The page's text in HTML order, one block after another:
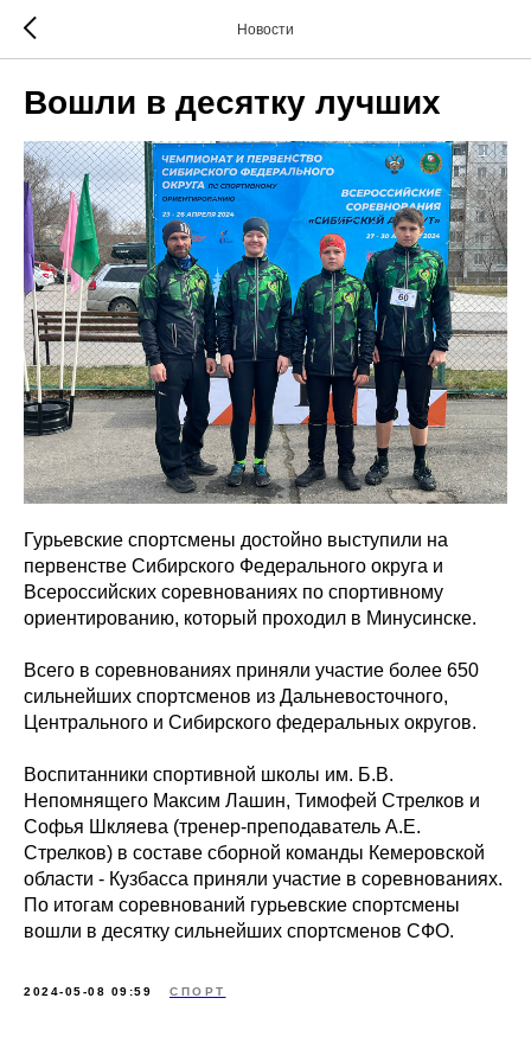
Новости
Вошли в десятку лучших
Гурьевские спортсмены достойно выступили на
первенстве Сибирского Федерального округа и
Всероссийских соревнованиях по спортивному
ориентированию, который проходил в Минусинске.
Всего в соревнованиях приняли участие более 650
сильнейших спортсменов из Дальневосточного,
Центрального и Сибирского федеральных округов.
Воспитанники спортивной школы им. Б.В.
Непомнящего Максим Лашин, Тимофей Стрелков и
Софья Шкляева (тренер-преподаватель А.Е.
Стрелков) в составе сборной команды Кемеровской
области - Кузбасса приняли участие в соревнованиях.
По итогам соревнований гурьевские спортсмены
вошли в десятку сильнейших спортсменов СФО.
2024-05-08 09:59 СПОРТ